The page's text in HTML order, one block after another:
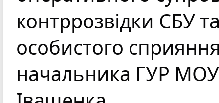
контррозвідки СБУ
особистого
начальника ГУР